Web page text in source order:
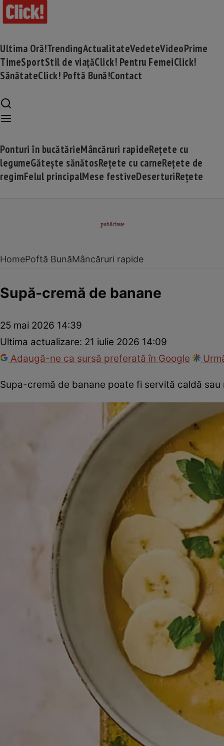
Ultima Oră!TrendingActualitateVedeteVideoPrime
TimeSportStil de viațăClick! Pentru FemeiClick!
SănătateClick! Poftă Bună!Contact
Ponturi în bucătărieMâncăruri rapideRețete cu
legumeGătește sănătosRețete cu carneRețete de
regimFelul principalMese festiveDeserturiRețete
HomePoftă BunăMâncăruri rapide
Supă-cremă de banane
25 mai 2026 14:39
Ultima actualizare: 21 iulie 2026 14:09
Adaugă-ne ca sursă preferată în Google
Supa-cremă de banane poate fi servită caldă sau